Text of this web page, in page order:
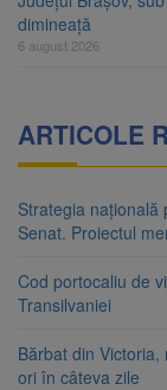
dimineață
6 august 2026
ARTICOLE
Strategia națională
Senat. Proiectul
Cod portocaliu de
Transilvaniei
Bărbat din
ori în câteva zile